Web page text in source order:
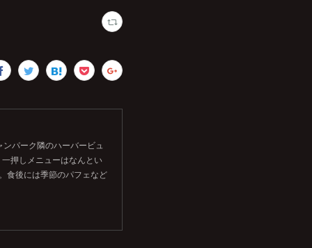
パーク隣のハーバービュ
押しメニューはなんとい
食後には季節のパフェなど